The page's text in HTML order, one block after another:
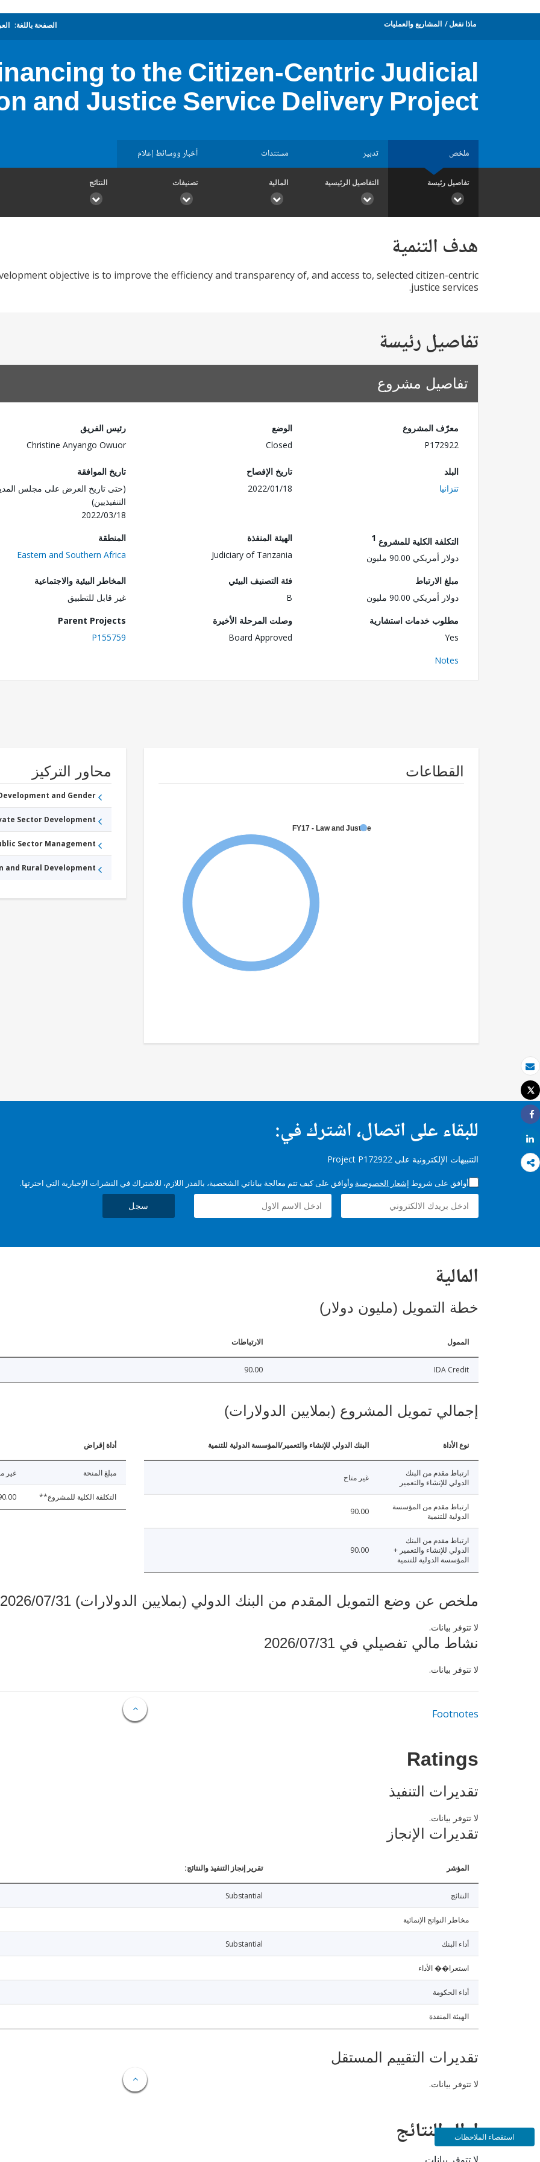
بريد الكتروني
طباعة
Tweet
Share
Share
ماذا نفعل المشاريع والعمليات الصفحة باللغة:
to the Citizen-Centric Judicial
and Justice Service Delivery Project
ملخص تدبير مستندات أخبار ووسائط إعلام
تفاصيل رئيسة التفاصيل الرئيسية المالية تصنيفات النتائج
هدف التنمية
objective is to improve the efficiency and transparency of, and access to, selected citizen-centric
justice services.
تفاصيل رئيسة
تفاصيل مشروع
معرّف المشروع
P172922
الوضع
Closed
رئيس الفريق
Christine Anyango Owuor
البلد
تنزانيا
تاريخ الإفصاح
2022/01/18
تاريخ الموافقة
(حتى تاريخ العرض على مجلس
التنفيذيين)
2022/03/18
التكلفة الكلية للمشروع 1
دولار أمريكي 90.00 مليون
الهيئة المنفذة
Judiciary of Tanzania
المنطقة
Eastern and Southern Africa
مبلغ الارتباط
دولار أمريكي 90.00 مليون
فئة التصنيف البيئي
B
المخاطر البيئية والاجتماعية
غير قابل للتطبيق
مطلوب خدمات استشارية
Yes
وصلت المرحلة الأخيرة
Board Approved
Parent Projects
P155759
Notes
القطاعات
FY17 - Law and Justice
محاور التركيز
and Gender
Sector Development
Sector Management
and Rural Development
للبقاء على اتصال، اشترك في:
التنبيهات الإلكترونية على Project P172922
أوافق على شروط إشعار الخصوصية وأوافق على كيف تتم معالجة بياناتي الشخصية، بالقدر اللازم، للاشتراك في النشرات الإخبارية التي اخترتها.
سجل
المالية
خطة التمويل (مليون دولار)
الممول الارتباطات
IDA Credit
90.00
إجمالي تمويل المشروع (بملايين الدولارات)
نوع الأداة البنك الدولي للإنشاء والتعمير/المؤسسة الدولية للتنمية
ارتباط مقدم من البنك
الدولي للإنشاء والتعمير
غير متاح
ارتباط مقدم من المؤسسة
الدولية للتنمية
90.00
ارتباط مقدم من البنك
الدولي للإنشاء والتعمير +
المؤسسة الدولية للتنمية
90.00
أداة إقراض
مبلغ المنحة غير
التكلفة الكلية للمشروع**
ملخص عن وضع التمويل المقدم من البنك الدولي (بملايين الدولارات) 2026/07/31
لا تتوفر بيانات.
نشاط مالي تفصيلي في 2026/07/31
لا تتوفر بيانات.
Footnotes
Ratings
تقديرات التنفيذ
لا تتوفر بيانات.
تقديرات الإنجاز
المؤشر تقرير إنجاز التنفيذ والنتائج:
النتائج Substantial
مخاطر النواتج الإنمائية
أداء البنك Substantial
استعرا�� الأداء
أداء الحكومة
الهيئة المنفذة
تقديرات التقييم المستقل
لا تتوفر بيانات.
إطار النتائجاستقصاء الملاحظات